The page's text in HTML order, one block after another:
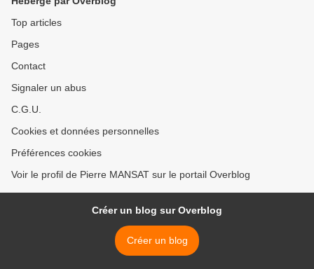
Top articles
Pages
Contact
Signaler un abus
C.G.U.
Cookies et données personnelles
Préférences cookies
Voir le profil de Pierre MANSAT sur le portail Overblog
Créer un blog sur Overblog
Créer un blog